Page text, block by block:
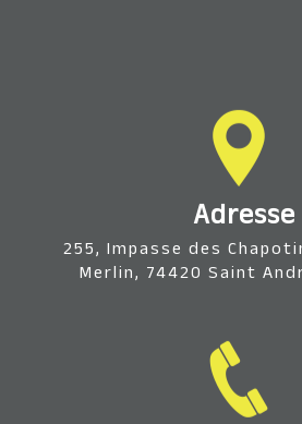
Adresse
255, Impasse des Chapotines, ZAE Chez
Merlin, 74420 Saint